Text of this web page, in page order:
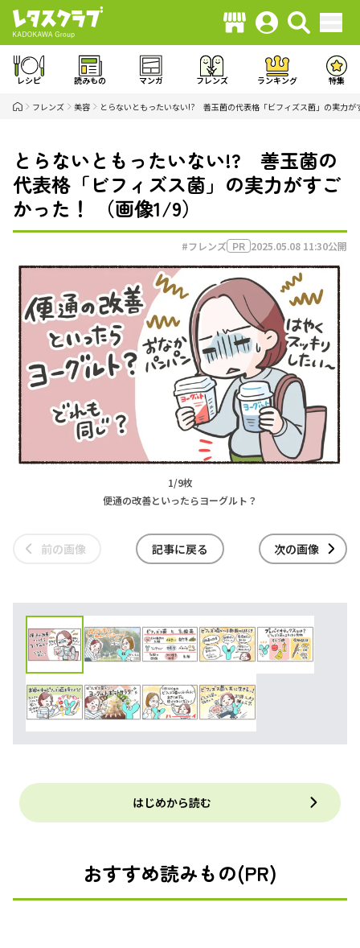
レシピ 読みもの マンガ フレンズ ランキング 特集
フレンズ 美容 とらないともったいない!? 善玉菌の代表格「ビフィズス菌」の実力が
とらないともったいない!? 善玉菌の
代表格「ビフィズス菌」の実力がすご
かった！ （画像1/9）
#フレンズ PR 2025.05.08 11:30公開
1/9枚
便通の改善といったらヨーグルト？
前の画像 記事に戻る 次の画像
はじめから読む
おすすめ読みもの(PR)